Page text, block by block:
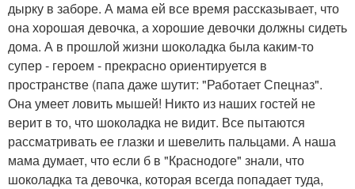
дырку в заборе. А мама ей все время рассказывает, что
она хорошая девочка, а хорошие девочки должны сидеть
дома. А в прошлой жизни шоколадка была каким-то
супер - героем - прекрасно ориентируется в
пространстве (папа даже шутит: "Работает Спецназ".
Она умеет ловить мышей! Никто из наших гостей не
верит в то, что шоколадка не видит. Все пытаются
рассматривать ее глазки и шевелить пальцами. А наша
мама думает, что если б в "Краснодоге" знали, что
шоколадка та девочка, которая всегда попадает туда,